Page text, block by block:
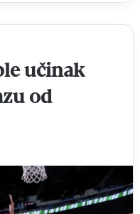
učinak
od